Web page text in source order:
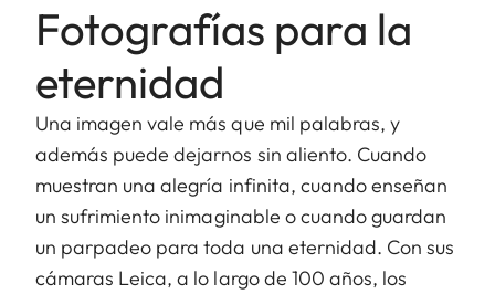
Fotografías para la
eternidad
Una imagen vale más que mil palabras, y
además puede dejarnos sin aliento. Cuando
muestran una alegría infinita, cuando enseñan
un sufrimiento inimaginable o cuando guardan
un parpadeo para toda una eternidad. Con sus
cámaras Leica, a lo largo de 100 años, los